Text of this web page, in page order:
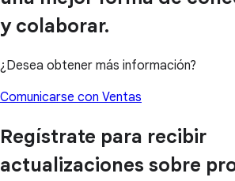
y colaborar.
¿Desea obtener más información?
Comunicarse con Ventas
Regístrate para recibir
actualizaciones sobre